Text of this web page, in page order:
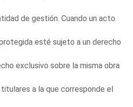
de gestión. Cuando un acto
esté sujeto a un derecho
exclusivo sobre la misma obra
a la que corresponde el